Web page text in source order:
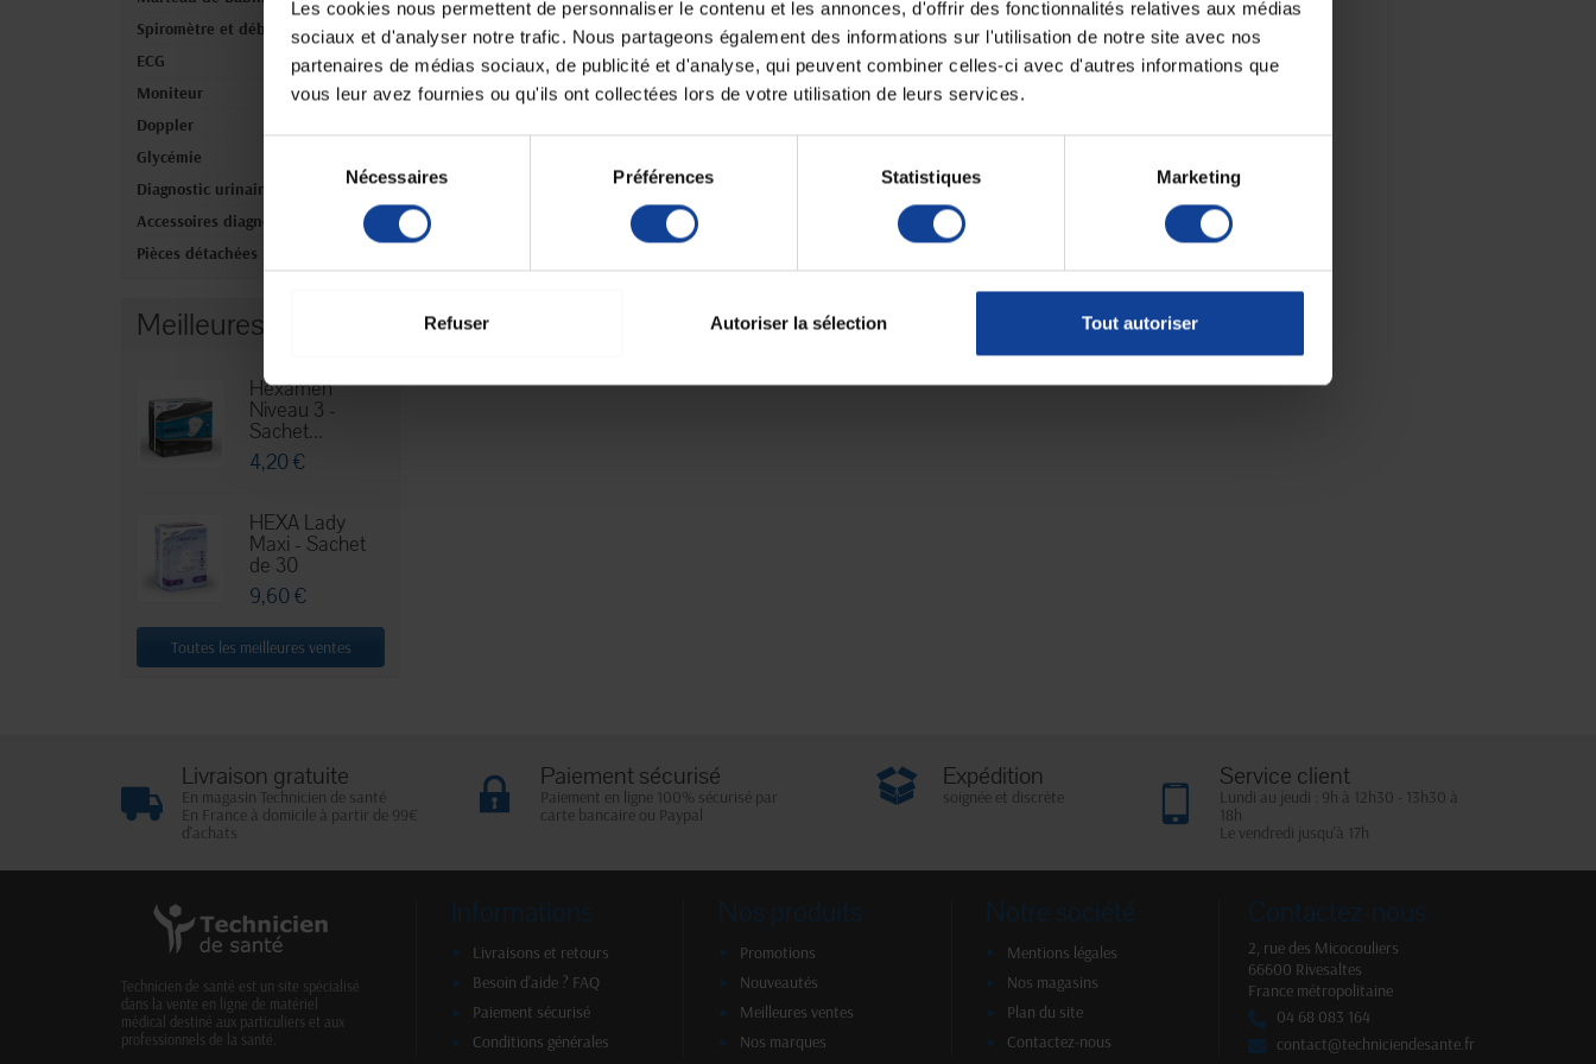
Les cookies nous permettent de personnaliser le contenu et les annonces, d'offrir des fonctionnalités relatives aux médias
sociaux et d'analyser notre trafic. Nous partageons également des informations sur l'utilisation de notre site avec nos
partenaires de médias sociaux, de publicité et d'analyse, qui peuvent combiner celles-ci avec d'autres informations que
vous leur avez fournies ou qu'ils ont collectées lors de votre utilisation de leurs services.
consentement
Nécessaires Préférences Statistiques Marketing
Refuser Autoriser la sélection Tout autoriser
Spiromètre et débitmètre
ECG
Moniteur
Doppler
Glycémie
Diagnostic urinaire
Accessoires diagnostic
Pièces détachées
Meilleures ventes
Hexamen
Niveau 3 -
Sachet...
4,20 €
HEXA Lady
Maxi - Sachet
de 30
9,60 €
Toutes les meilleures ventes
Affichage 1-1 de 1 article(s)
Livraison gratuite
En magasin Technicien de santé
En France à domicile à partir de 99€
d'achats
Paiement sécurisé
Paiement en ligne 100% sécurisé par
carte bancaire ou Paypal
Expédition
soignée et discrète
Service client
Lundi au jeudi : 9h à 12h30 - 13h30 à
18h
Le vendredi jusqu'à 17h
Technicien de santé est un site spécialisé
dans la vente en ligne de matériel
médical destiné aux particuliers et aux
professionnels de la santé.
Informations
Livraisons et retours
Besoin d'aide ? FAQ
Paiement sécurisé
Conditions générales
Nos produits
Promotions
Nouveautés
Meilleures ventes
Nos marques
Notre société
Mentions légales
Nos magasins
Plan du site
Contactez-nous
Contactez-nous
2, rue des Micocouliers
66600 Rivesaltes
France métropolitaine
04 68 083 164
contact@techniciendesante.fr